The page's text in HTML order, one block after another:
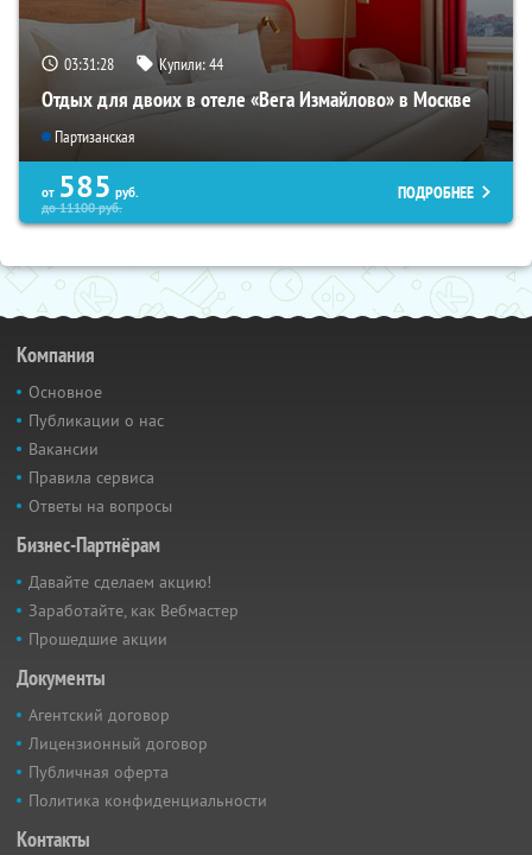
03:31:28 Купили:44
Отдых для двоих в отеле «Вега Измайлово» в Москве
Партизанская
от 585 руб.
до11100руб.
ПОДРОБНЕЕ
Компания
Основное
Публикации о нас
Вакансии
Правила сервиса
Ответы на вопросы
Бизнес-Партнёрам
Давайте сделаем акцию!
Заработайте, как Вебмастер
Прошедшие акции
Документы
Агентский договор
Лицензионный договор
Публичная оферта
Политика конфиденциальности
Контакты